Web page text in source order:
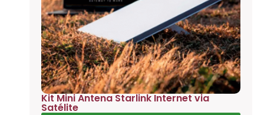
Kit Mini Antena Starlink Internet via
Satélite